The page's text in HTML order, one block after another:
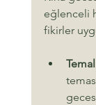
eğlenceli
fikirler